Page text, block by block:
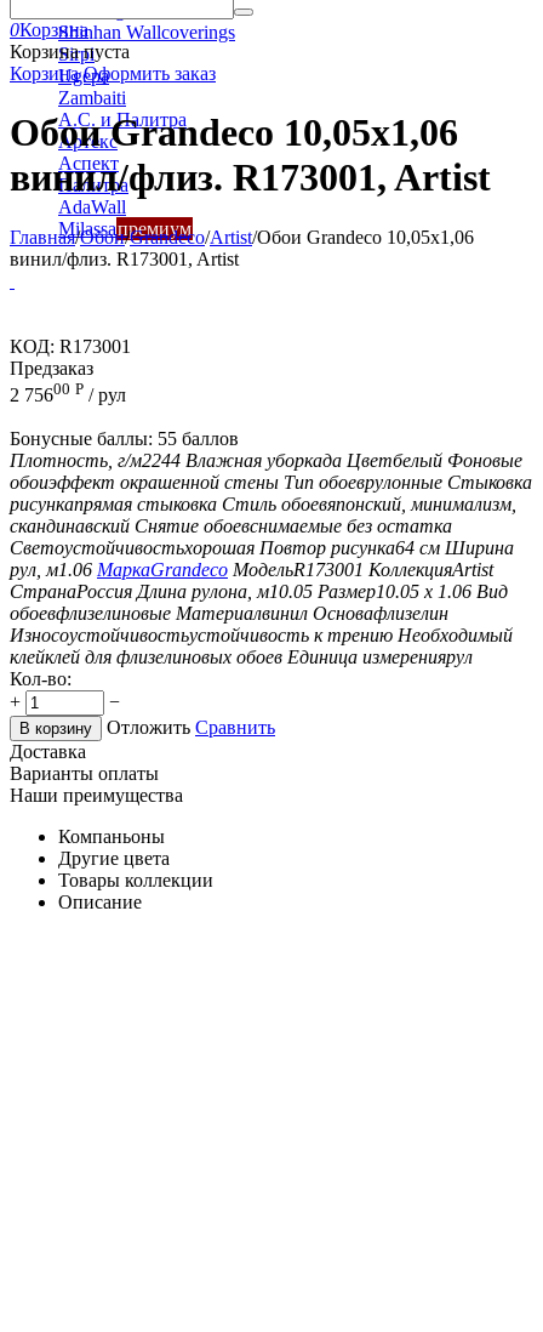
Shinhan Wallcoverings
Sirpi
Ugepa
Zambaiti
А.С. и Палитра
Артекс
Аспект
Палитра
AdaWall
Milassaпремиум
0Корзина
Корзина пуста
Корзина Оформить заказ
Обои Grandeco 10,05х1,06
винил/флиз. R173001, Artist
Главная/Обои/Grandeco/Artist/Обои Grandeco 10,05х1,06
винил/флиз. R173001, Artist
КОД: R173001
Предзаказ
2 75600 Р / рул
Бонусные баллы: 55 баллов
Плотность, г/м2244 Влажная уборкада Цветбелый Фоновые
обоиэффект окрашенной стены Тип обоеврулонные Стыковка
рисункапрямая стыковка Стиль обоевяпонский, минимализм,
скандинавский Снятие обоевснимаемые без остатка
Светоустойчивостьхорошая Повтор рисунка64 см Ширина
рул, м1.06 МаркаGrandeco МодельR173001 КоллекцияArtist
СтранаРоссия Длина рулона, м10.05 Размер10.05 х 1.06 Вид
обоевфлизелиновые Материалвинил Основафлизелин
Износоустойчивостьустойчивость к трению Необходимый
клейклей для флизелиновых обоев Единица измерениярул
Кол-во:
+
−
В корзину Отложить Сравнить
Доставка
Варианты оплаты
Наши преимущества
Компаньоны
Другие цвета
Товары коллекции
Описание